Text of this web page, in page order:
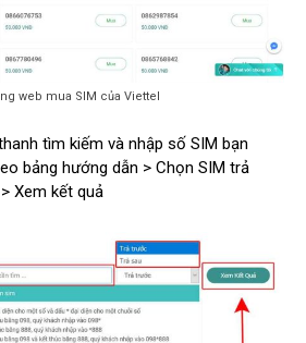
web mua SIM của Viettel
tìm kiếm và nhập số SIM bạn
bảng hướng dẫn > Chọn SIM trả
Xem kết quả